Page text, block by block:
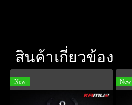
สินค้าเกี่ยวข้อง
New New